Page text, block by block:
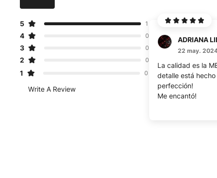
5 1
4 0
3 0
2 0
1 0
Write A Review
22 may.
La calidad es la
detalle está hecho
perfección!
Me encantó!